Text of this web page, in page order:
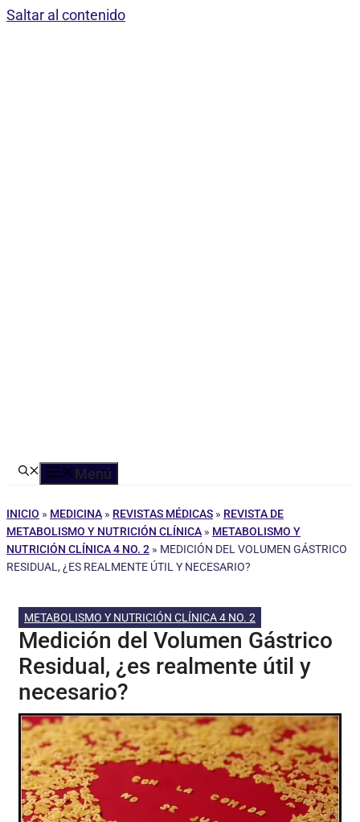
Saltar al contenido
Menú
INICIO » MEDICINA » REVISTAS MÉDICAS » REVISTA DE
METABOLISMO Y NUTRICIÓN CLÍNICA » METABOLISMO Y
NUTRICIÓN CLÍNICA 4 NO. 2 » MEDICIÓN DEL VOLUMEN GÁSTRICO
RESIDUAL, ¿ES REALMENTE ÚTIL Y NECESARIO?
METABOLISMO Y NUTRICIÓN CLÍNICA 4 NO. 2
Medición del Volumen Gástrico
Residual, ¿es realmente útil y
necesario?